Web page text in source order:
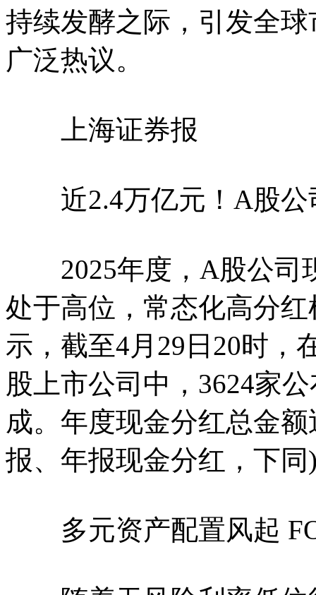
持续发酵之际，引发全
广泛热议。
上海证券报
近2.4万亿元！A股公
2025年度，A股公司
处于高位，常态化高分
示，截至4月29日20时，
股上市公司中，3624家
成。年度现金分红总金
报、年报现金分红，下
多元资产配置风起